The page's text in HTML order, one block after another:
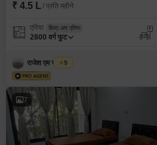
₹ 4.5 L / प्रति महीने
एरिया बिल्ट-अप एरिया
2800 वर्ग फुट
राजेश एम चौरसिया
5
7